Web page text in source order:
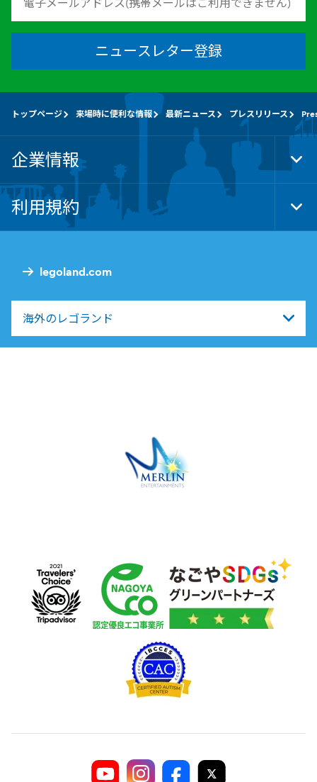
ニュースレター登録
legoland.com
海外のレゴランド
トップページ 来場時に便利な情報 最新ニュース プレスリリース
企業情報
利用規約